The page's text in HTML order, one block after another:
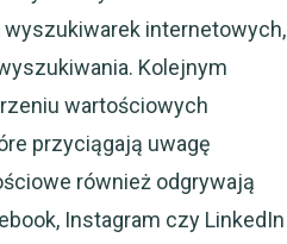
internetowych,
Kolejnym
wartościowych
przyciągają uwagę
również odgrywają
Instagram czy LinkedIn